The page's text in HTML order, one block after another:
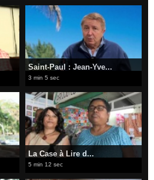
Saint-Paul : Jean-Yve...
3 min 5 sec
La Case à Lire d...
5 min 12 sec